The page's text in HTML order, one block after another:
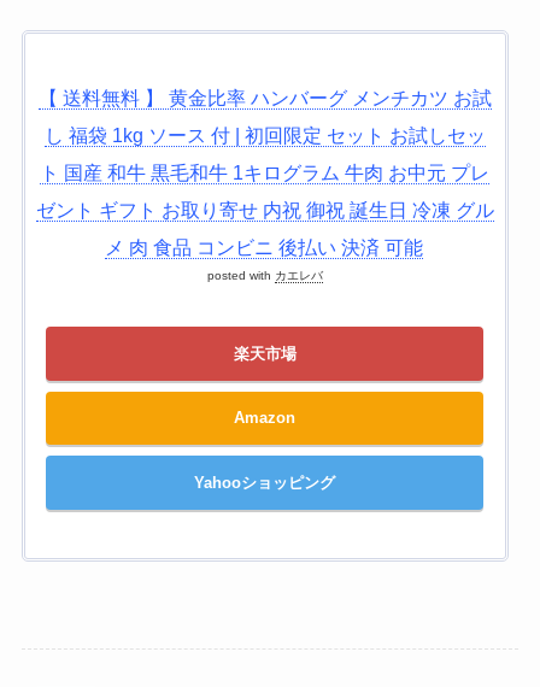
【 送料無料 】 黄金比率 ハンバーグ メンチカツ お試
し 福袋 1kg ソース 付 | 初回限定 セット お試しセッ
ト 国産 和牛 黒毛和牛 1キログラム 牛肉 お中元 プレ
ゼント ギフト お取り寄せ 内祝 御祝 誕生日 冷凍 グル
メ 肉 食品 コンビニ 後払い 決済 可能
posted with カエレバ
楽天市場
Amazon
Yahooショッピング